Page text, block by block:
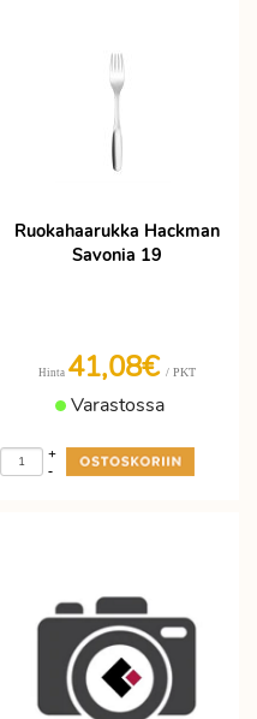
Ruokahaarukka Hackman
Savonia 19
Hinta 41,08€ / PKT
Varastossa
-
+